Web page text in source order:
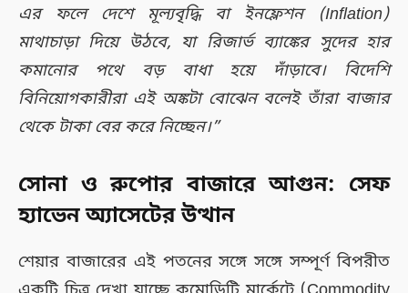
এর ফলে দেশে মূল্যবৃদ্ধি বা ইনফ্লেশন (Inflation)
মাথাচাড়া দিয়ে উঠবে, যা রিজার্ভ ব্যাঙ্কের সুদের হার
কমানোর পথে বড় বাধা হয়ে দাঁড়াবে। বিদেশি
বিনিয়োগকারীরা এই অঙ্কটা বোঝেন বলেই তাঁরা বাজার
থেকে টাকা বের করে নিচ্ছেন।”
সোনা ও রুপোর বাজারে আগুন: সেফ
হ্যাভেন অ্যাসেটের উত্থান
শেয়ার বাজারের এই পতনের সঙ্গে সঙ্গে সম্পূর্ণ বিপরীত